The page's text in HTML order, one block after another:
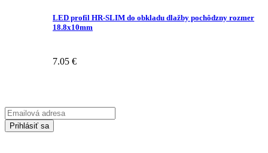
LED profil HR-SLIM do obkladu dlažby pochôdzny rozmer
18.8x10mm
7.05 €
Emailová
adresa
Prihlásiť sa